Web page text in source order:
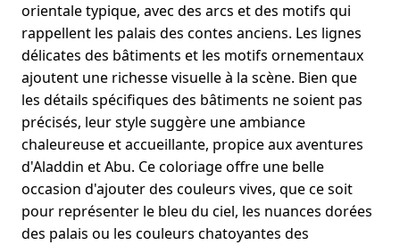
orientale typique, avec des arcs et des motifs qui
rappellent les palais des contes anciens. Les lignes
délicates des bâtiments et les motifs ornementaux
ajoutent une richesse visuelle à la scène. Bien que
les détails spécifiques des bâtiments ne soient pas
précisés, leur style suggère une ambiance
chaleureuse et accueillante, propice aux aventures
d'Aladdin et Abu. Ce coloriage offre une belle
occasion d'ajouter des couleurs vives, que ce soit
pour représenter le bleu du ciel, les nuances dorées
des palais ou les couleurs chatoyantes des